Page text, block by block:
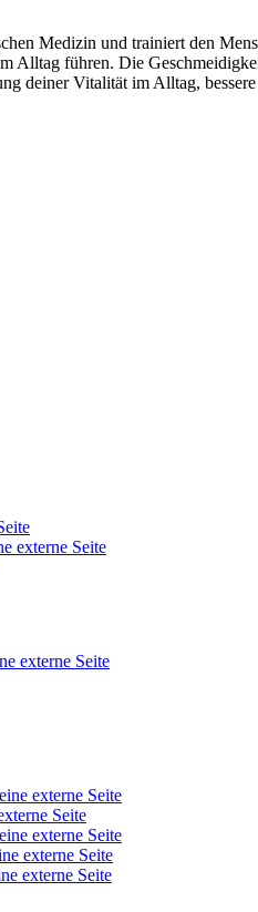
Medizin und trainiert den
Alltag führen. Die
deiner Vitalität im Alltag,
externe Seite
externe Seite
externe Seite
Seite
externe Seite
externe Seite
externe Seite